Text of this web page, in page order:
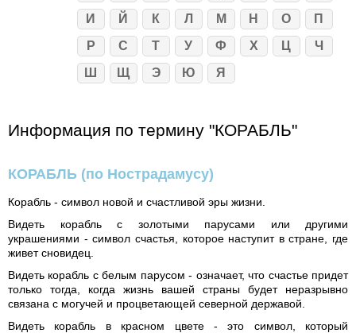
И
Й К Л М Н О
П
Р
С Т У Ф Х Ц
Ч
Ш
Щ Э Ю Я
Информация по термину "КОРАБЛЬ"
КОРАБЛЬ (по Нострадамусу)
Корабль - символ новой и счастливой эры жизни.
Видеть корабль с золотыми парусами или другими
украшениями - символ счастья, которое наступит в стране, где
живет сновидец.
Видеть корабль с белым парусом - означает, что счастье придет
только тогда, когда жизнь вашей страны будет неразрывно
связана с могучей и процветающей северной державой.
Видеть корабль в красном цвете - это символ, который